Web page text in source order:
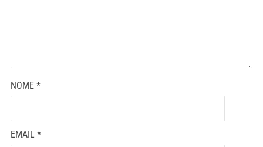
NOME *
EMAIL *